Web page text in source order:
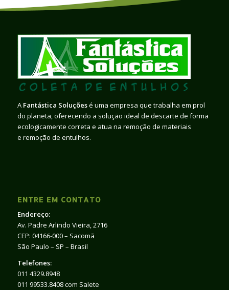
A Fantástica Soluçõesé uma empresa que trabalha em prol
do planeta, oferecendo a solução ideal de descarte de forma
ecologicamente correta e atua na remoção de materiais
e remoção de entulhos.
ENTRE EM CONTATO
Endereço:
Av. Padre Arlindo Vieira, 2716
CEP: 04166-000 – Sacomã
São Paulo – SP – Brasil
Telefones:
011 4329.8948
011 99533.8408 com Salete